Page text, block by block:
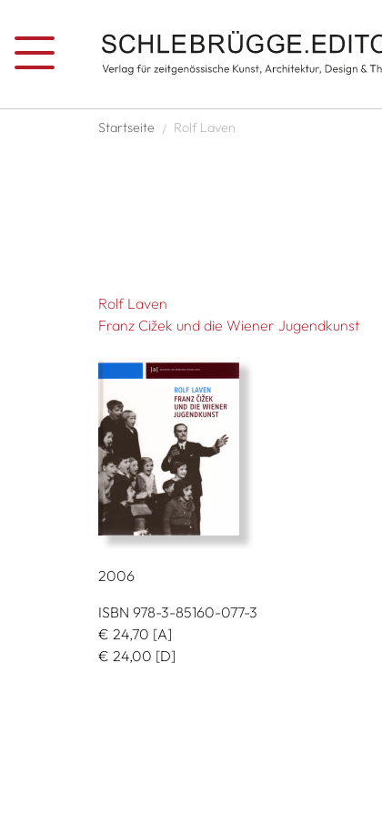
Pfadnavigation
Startseite Rolf Laven
Rolf Laven
Franz Cižek und die Wiener Jugendkunst
2006
ISBN 978-3-85160-077-3
€ 24,70 [A]
€ 24,00 [D]